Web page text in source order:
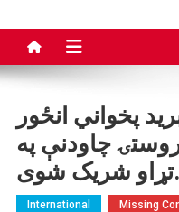
پخواني انځور
چاودنې په
تړاو شریک شوی.
International Missing